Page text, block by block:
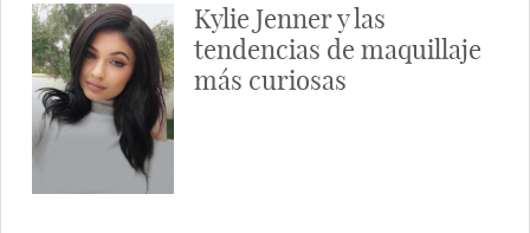
Kylie Jenner y las
tendencias de maquillaje
más curiosas